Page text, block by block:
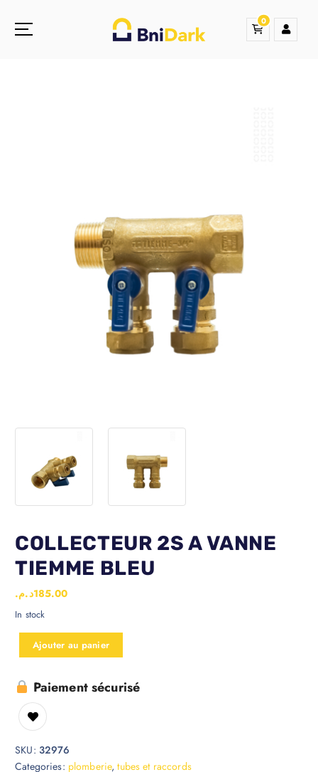
0
COLLECTEUR 2S A VANNE
TIEMME BLEU
185.00د.م.
In stock
Ajouter au panier
Paiement sécurisé
SKU: 32976
Categories: plomberie,tubes et raccords